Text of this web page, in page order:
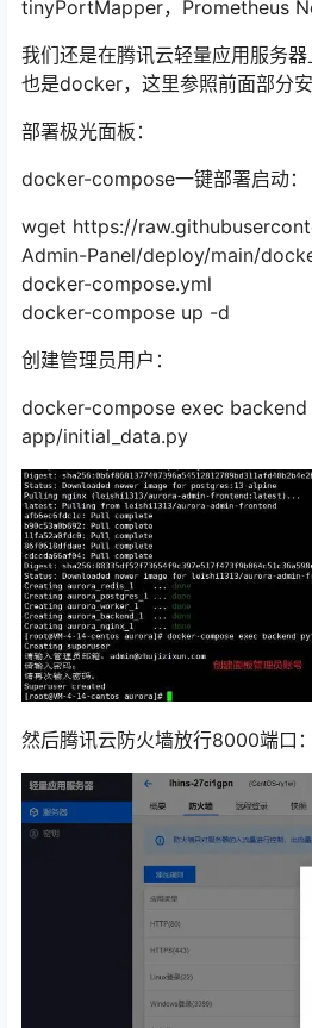
tinyPortMapper，Prometheus
我们还是在腾讯云轻量应用服务
也是docker，这里参照前面部分安
部署极光面板：
docker-compose一键部署启动：
wget https://
Admin-Panel/deploy/main/
docker-compose.yml
docker-compose up -d
创建管理员用户：
docker-compose exec
app/initial_data.py
然后腾讯云防火墙放行8000端口：